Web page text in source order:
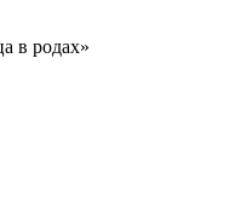
в родах»